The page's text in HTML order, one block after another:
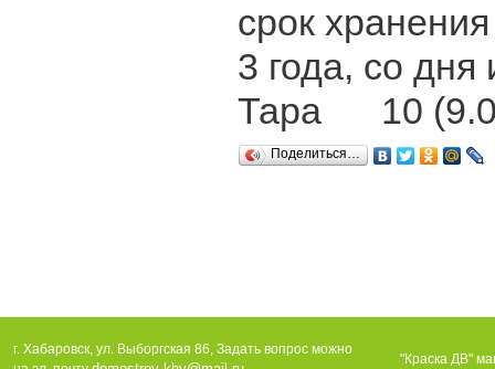
срок
3 года, со дня
Тара 10
Поделиться…
г. Хабаровск, ул. Выборгская 86, Задать вопрос можно
"Краска ДВ"